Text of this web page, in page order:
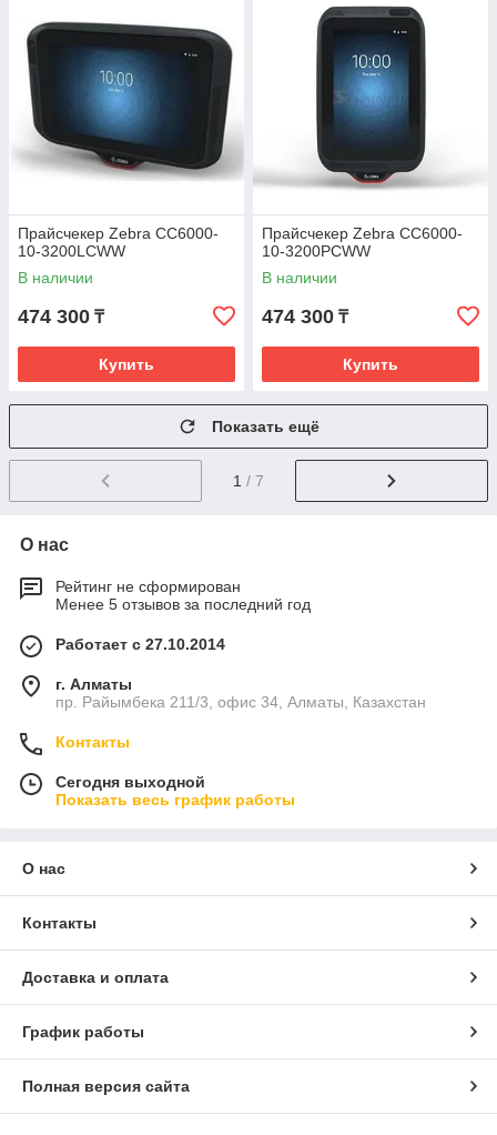
Прайсчекер Zebra CC6000-
10-3200LCWW
В наличии
474 300 ₸
Купить
Прайсчекер Zebra CC6000-
10-3200PCWW
В наличии
474 300 ₸
Купить
Показать ещё
1 / 7
О нас
Рейтинг не сформирован
Менее 5 отзывов за последний год
Работает с 27.10.2014
г. Алматы
пр. Райымбека 211/3, офис 34, Алматы, Казахстан
Контакты
Сегодня выходной
Показать весь график работы
О нас
Контакты
Доставка и оплата
График работы
Полная версия сайта